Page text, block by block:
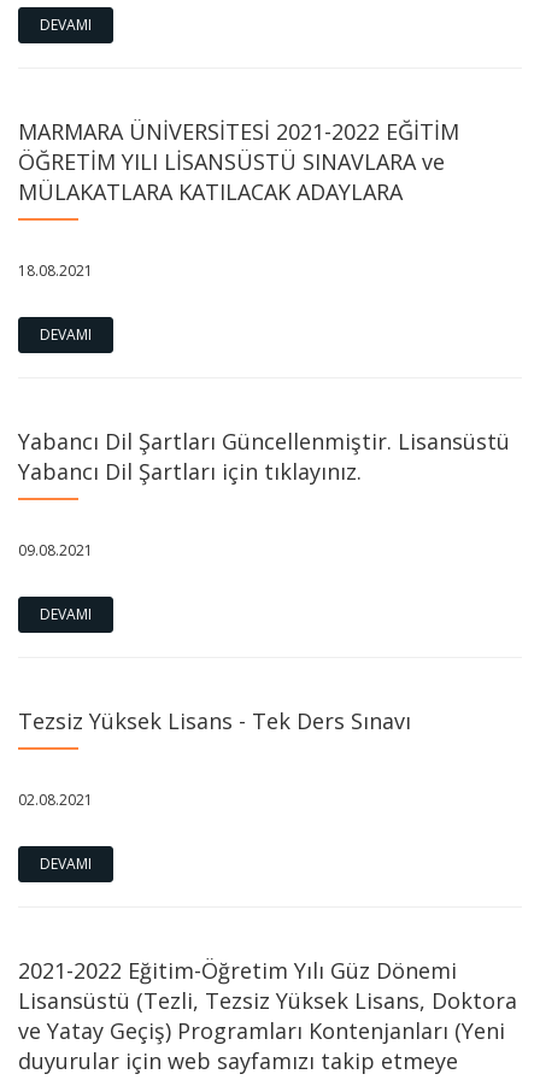
DEVAMI
MARMARA ÜNİVERSİTESİ 2021-2022 EĞİTİM
ÖĞRETİM YILI LİSANSÜSTÜ SINAVLARA ve
MÜLAKATLARA KATILACAK ADAYLARA
18.08.2021
DEVAMI
Yabancı Dil Şartları Güncellenmiştir. Lisansüstü
Yabancı Dil Şartları için tıklayınız.
09.08.2021
DEVAMI
Tezsiz Yüksek Lisans - Tek Ders Sınavı
02.08.2021
DEVAMI
2021-2022 Eğitim-Öğretim Yılı Güz Dönemi
Lisansüstü (Tezli, Tezsiz Yüksek Lisans, Doktora
ve Yatay Geçiş) Programları Kontenjanları (Yeni
duyurular için web sayfamızı takip etmeye